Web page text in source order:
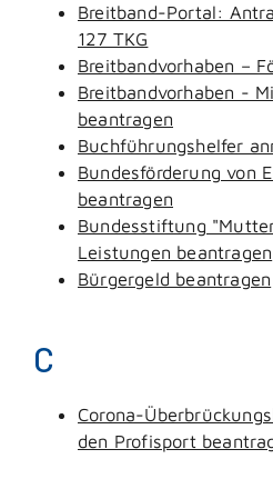
Breitband-Portal:
127 TKG
Breitbandvorhaben –
Breitbandvorhaben -
beantragen
Buchführungshelfer
Bundesförderung von
beantragen
Bundesstiftung
Leistungen beantragen
Bürgergeld beantragen
C
Corona-
den Profisport